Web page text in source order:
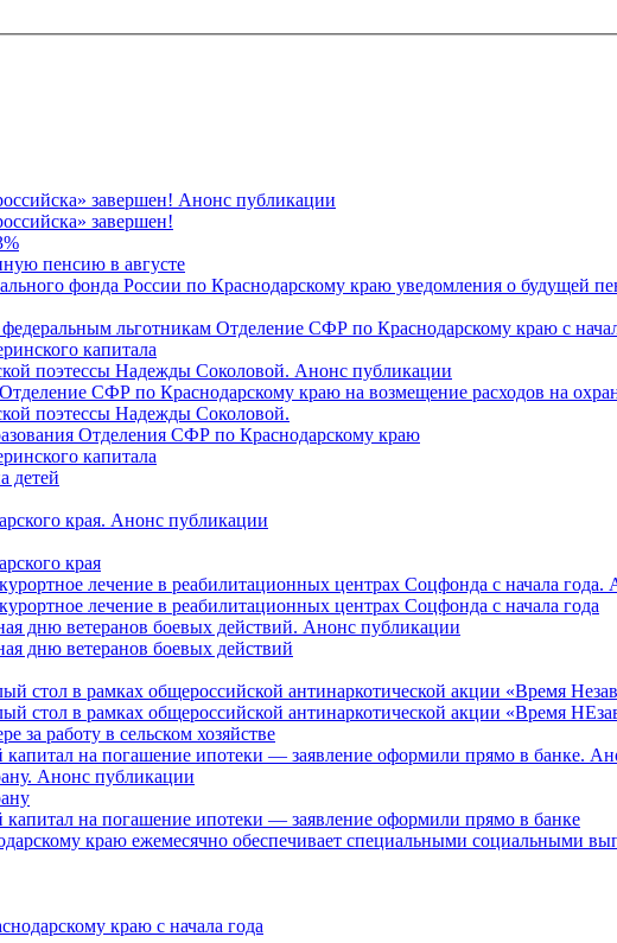
завершен! Анонс публикации
завершен!
пенсию в августе
фонда России по Краснодарскому краю уведомления о будущей
льготникам Отделение СФР по Краснодарскому краю с
капитала
поэтессы Надежды Соколовой. Анонс публикации
СФР по Краснодарскому краю на возмещение расходов на
поэтессы Надежды Соколовой.
Отделения СФР по Краснодарскому краю
капитала
детей
края. Анонс публикации
края
лечение в реабилитационных центрах Соцфонда с начала
лечение в реабилитационных центрах Соцфонда с начала года
дню ветеранов боевых действий. Анонс публикации
дню ветеранов боевых действий
стол в рамках общероссийской антинаркотической акции «Время
стол в рамках общероссийской антинаркотической акции «Время
работу в сельском хозяйстве
капитал на погашение ипотеки — заявление оформили прямо в банке.
Анонс публикации
на погашение ипотеки — заявление оформили прямо в банке
краю ежемесячно обеспечивает специальными социальными
краю с начала года